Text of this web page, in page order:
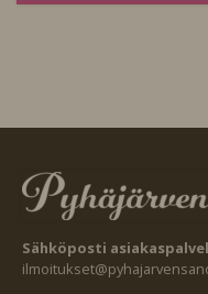
Sähköposti